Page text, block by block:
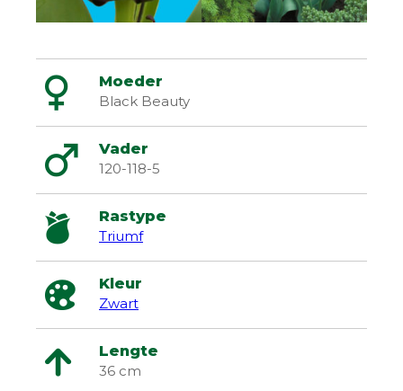
Moeder
Black Beauty
Vader
120-118-5
Rastype
Triumf
Kleur
Zwart
Lengte
36 cm